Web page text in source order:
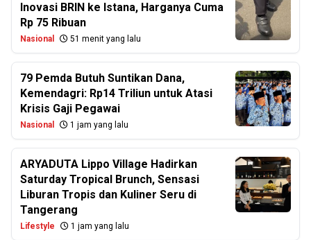
Inovasi BRIN ke Istana, Harganya Cuma
Rp 75 Ribuan
Nasional 51 menit yang lalu
79 Pemda Butuh Suntikan Dana,
Kemendagri: Rp14 Triliun untuk Atasi
Krisis Gaji Pegawai
Nasional 1 jam yang lalu
ARYADUTA Lippo Village Hadirkan
Saturday Tropical Brunch, Sensasi
Liburan Tropis dan Kuliner Seru di
Tangerang
Lifestyle 1 jam yang lalu